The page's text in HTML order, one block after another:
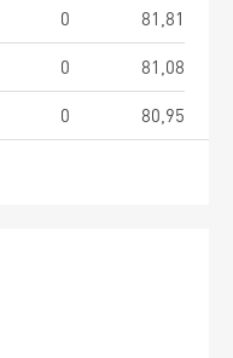
0
81,81
0
81,08
0 80,95